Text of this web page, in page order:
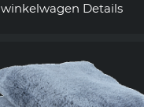
winkelwagen Details